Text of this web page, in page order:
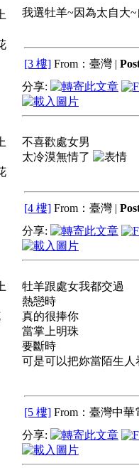
我選牡羊~因為太自大
[3 樓] From：臺灣 |
分享:
不喜歡處女男
太冷漠無情了
[4 樓] From：臺灣 |
分享:
牡羊跟處女我都交過
熱戀時
真的很捧你
當掌上明珠
要斷時
可是可以把妳當陌生人
[5 樓] From：臺灣中華
分享: